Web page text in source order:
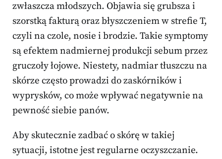
zwłaszcza młodszych. Objawia się grubsza i
szorstką fakturą oraz błyszczeniem w strefie T,
czyli na czole, nosie i brodzie. Takie symptomy
są efektem nadmiernej produkcji sebum przez
gruczoły łojowe. Niestety, nadmiar tłuszczu na
skórze często prowadzi do zaskórników i
wyprysków, co może wpływać negatywnie na
pewność siebie panów.
Aby skutecznie zadbać o skórę w takiej
sytuacji, istotne jest regularne oczyszczanie.